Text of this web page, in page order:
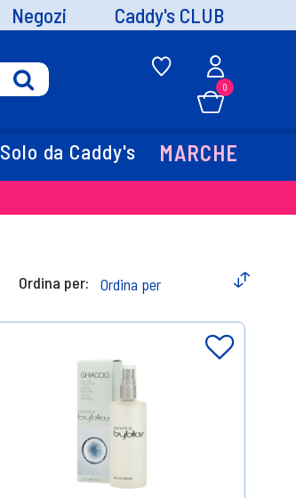
Negozi Caddy's CLUB
0
Solo da Caddy's MARCHE
Ordina per: